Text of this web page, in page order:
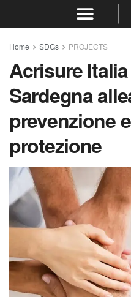
Home SDGs PROJECTS
Acrisure
Sardegna
prevenzione
protezione